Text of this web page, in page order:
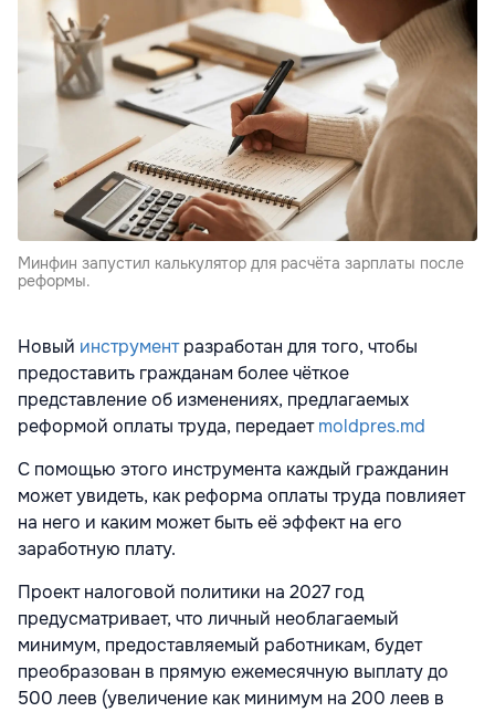
Минфин запустил калькулятор для расчёта зарплаты после
реформы.
Новый инструментразработан для того, чтобы
предоставить гражданам более чёткое
представление об изменениях, предлагаемых
реформой оплаты труда, передаетmoldpres.md
С помощью этого инструмента каждый гражданин
может увидеть, как реформа оплаты труда повлияет
на него и каким может быть её эффект на его
заработную плату.
Проект налоговой политики на 2027 год
предусматривает, что личный необлагаемый
минимум, предоставляемый работникам, будет
преобразован в прямую ежемесячную выплату до
500 леев (увеличение как минимум на 200 леев в